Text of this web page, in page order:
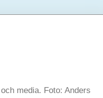
media. Foto: Anders